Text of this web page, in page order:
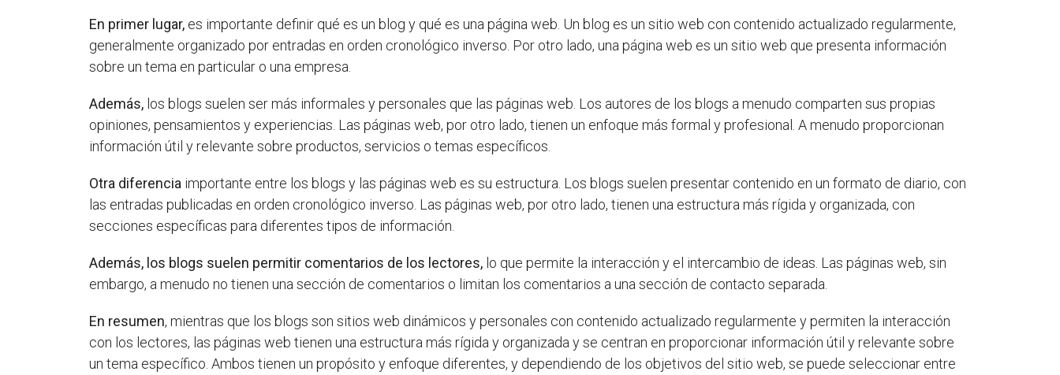
En primer lugar, es importante definir qué es un blog y qué es una página web. Un blog es un sitio web con contenido actualizado regularmente,
generalmente organizado por entradas en orden cronológico inverso. Por otro lado, una página web es un sitio web que presenta información
sobre un tema en particular o una empresa.
Además, los blogs suelen ser más informales y personales que las páginas web. Los autores de los blogs a menudo comparten sus propias
opiniones, pensamientos y experiencias. Las páginas web, por otro lado, tienen un enfoque más formal y profesional. A menudo proporcionan
información útil y relevante sobre productos, servicios o temas específicos.
Otra diferencia importante entre los blogs y las páginas web es su estructura. Los blogs suelen presentar contenido en un formato de diario, con
las entradas publicadas en orden cronológico inverso. Las páginas web, por otro lado, tienen una estructura más rígida y organizada, con
secciones específicas para diferentes tipos de información.
Además, los blogs suelen permitir comentarios de los lectores, lo que permite la interacción y el intercambio de ideas. Las páginas web, sin
embargo, a menudo no tienen una sección de comentarios o limitan los comentarios a una sección de contacto separada.
En resumen, mientras que los blogs son sitios web dinámicos y personales con contenido actualizado regularmente y permiten la interacción
con los lectores, las páginas web tienen una estructura más rígida y organizada y se centran en proporcionar información útil y relevante sobre
un tema específico. Ambos tienen un propósito y enfoque diferentes, y dependiendo de los objetivos del sitio web, se puede seleccionar entre